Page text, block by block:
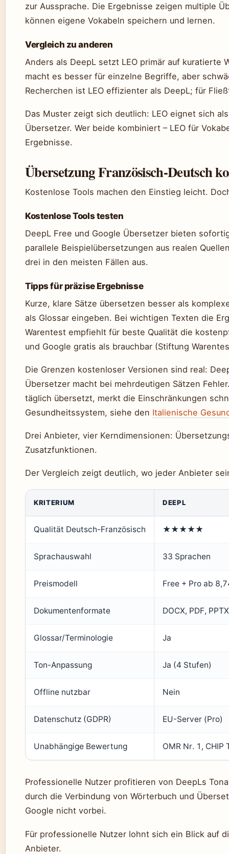
zur Aussprache. Die Ergebnisse zeigen multiple
können eigene Vokabeln speichern und lernen.
Vergleich zu anderen
Anders als DeepL setzt LEO primär auf
macht es besser für einzelne Begriffe, aber
Recherchen ist LEO effizienter als DeepL; für
Das Muster zeigt sich deutlich: LEO eignet sich
Übersetzer. Wer beide kombiniert – LEO für
Ergebnisse.
Übersetzung Französisch-Deutsch
Kostenlose Tools machen den Einstieg leicht.
Kostenlose Tools testen
DeepL Free und Google Übersetzer bieten
parallele Beispielübersetzungen aus realen
drei in den meisten Fällen aus.
Tipps für präzise Ergebnisse
Kurze, klare Sätze übersetzen besser als
als Glossar eingeben. Bei wichtigen Texten die
Warentest empfiehlt für beste Qualität die
und Google gratis als brauchbar (Stiftung
Die Grenzen kostenloser Versionen sind real:
Übersetzer macht bei mehrdeutigen Sätzen
täglich übersetzt, merkt die Einschränkungen
Gesundheitssystem, siehe den Italienische
Drei Anbieter, vier Kerndimensionen:
Zusatzfunktionen.
Der Vergleich zeigt deutlich, wo jeder Anbieter
KRITERIUM DEEPL
Qualität Deutsch-Französisch ★★★★★
Sprachauswahl 33 Sprachen
Preismodell Free + Pro ab
Dokumentenformate DOCX, PDF, PPTX
Glossar/Terminologie Ja
Ton-Anpassung Ja (4 Stufen)
Offline nutzbar Nein
Datenschutz (GDPR) EU-Server (Pro)
Unabhängige Bewertung OMR Nr. 1, CHIP
Professionelle Nutzer profitieren von DeepLs
durch die Verbindung von Wörterbuch und
Google nicht vorbei.
Für professionelle Nutzer lohnt sich ein Blick auf
Anbieter.